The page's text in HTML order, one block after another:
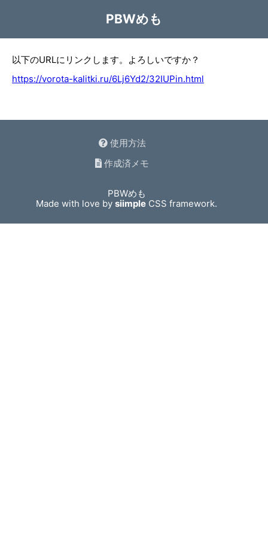
PBWめも
以下のURLにリンクします。よろしいですか？
https://vorota-kalitki.ru/6Lj6Yd2/32IUPin.html
使用方法
作成済メモ
PBWめも
Made with love bysiimple CSS framework.